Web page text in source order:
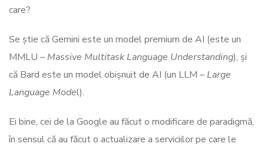
care?
Se știe că Gemini este un model premium de AI (este un
MMLU – Massive Multitask Language Understanding), și
că Bard este un model obișnuit de AI (un LLM – Large
Language Model).
Ei bine, cei de la Google au făcut o modificare de paradigmă,
în sensul că au făcut o actualizare a serviciilor pe care le